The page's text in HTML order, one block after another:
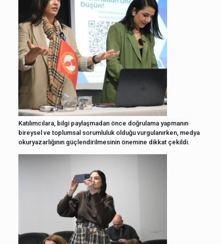
Katılımcılara, bilgi paylaşmadan önce doğrulama yapmanın
bireysel ve toplumsal sorumluluk olduğu vurgulanırken, medya
okuryazarlığının güçlendirilmesinin önemine dikkat çekildi.